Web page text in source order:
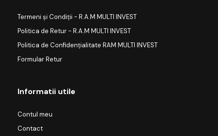
Termeni și Condiții - R.A.M MULTI INVEST
Politica de Retur - R.A.M MULTI INVEST
Politica de Confidențialitate RAM MULTI INVEST
Formular Retur
Informatii utile
Contul meu
Contact